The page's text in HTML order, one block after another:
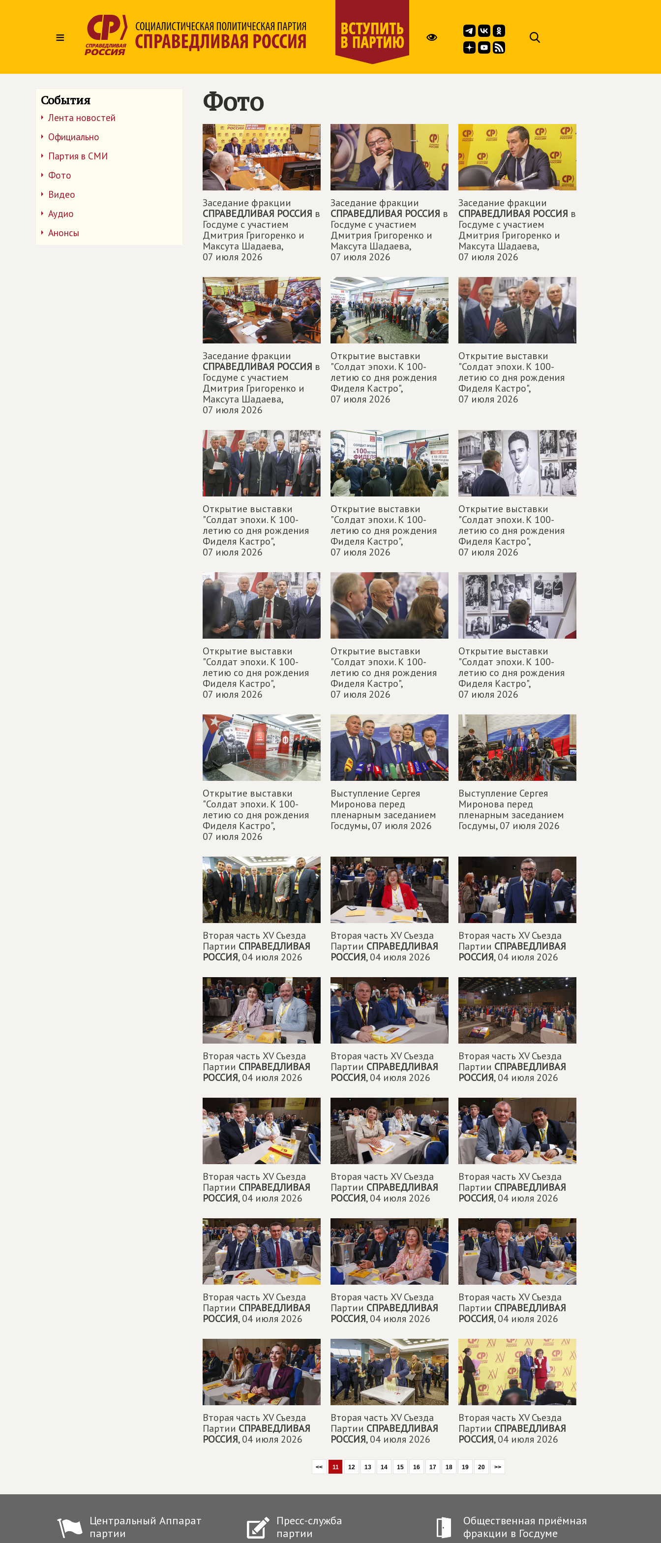
≡
События
Лента новостей
Официально
Партия в СМИ
Фото
Видео
Аудио
Анонсы
Фото
Заседание фракции
СПРАВЕДЛИВАЯ РОССИЯ в
Госдуме с участием
Дмитрия Григоренко и
Максута Шадаева,
07 июля 2026
Заседание фракции
СПРАВЕДЛИВАЯ РОССИЯ в
Госдуме с участием
Дмитрия Григоренко и
Максута Шадаева,
07 июля 2026
Заседание фракции
СПРАВЕДЛИВАЯ РОССИЯ в
Госдуме с участием
Дмитрия Григоренко и
Максута Шадаева,
07 июля 2026
Заседание фракции
СПРАВЕДЛИВАЯ РОССИЯ в
Госдуме с участием
Дмитрия Григоренко и
Максута Шадаева,
07 июля 2026
Открытие выставки
"Солдат эпохи. К 100-
летию со дня рождения
Фиделя Кастро",
07 июля 2026
Открытие выставки
"Солдат эпохи. К 100-
летию со дня рождения
Фиделя Кастро",
07 июля 2026
Открытие выставки
"Солдат эпохи. К 100-
летию со дня рождения
Фиделя Кастро",
07 июля 2026
Открытие выставки
"Солдат эпохи. К 100-
летию со дня рождения
Фиделя Кастро",
07 июля 2026
Открытие выставки
"Солдат эпохи. К 100-
летию со дня рождения
Фиделя Кастро",
07 июля 2026
Открытие выставки
"Солдат эпохи. К 100-
летию со дня рождения
Фиделя Кастро",
07 июля 2026
Открытие выставки
"Солдат эпохи. К 100-
летию со дня рождения
Фиделя Кастро",
07 июля 2026
Открытие выставки
"Солдат эпохи. К 100-
летию со дня рождения
Фиделя Кастро",
07 июля 2026
Открытие выставки
"Солдат эпохи. К 100-
летию со дня рождения
Фиделя Кастро",
07 июля 2026
Выступление Сергея
Миронова перед
пленарным заседанием
Госдумы,07 июля 2026
Выступление Сергея
Миронова перед
пленарным заседанием
Госдумы,07 июля 2026
Вторая часть XV Съезда
Партии СПРАВЕДЛИВАЯ
РОССИЯ,04 июля 2026
Вторая часть XV Съезда
Партии СПРАВЕДЛИВАЯ
РОССИЯ,04 июля 2026
Вторая часть XV Съезда
Партии СПРАВЕДЛИВАЯ
РОССИЯ,04 июля 2026
Вторая часть XV Съезда
Партии СПРАВЕДЛИВАЯ
РОССИЯ,04 июля 2026
Вторая часть XV Съезда
Партии СПРАВЕДЛИВАЯ
РОССИЯ,04 июля 2026
Вторая часть XV Съезда
Партии СПРАВЕДЛИВАЯ
РОССИЯ,04 июля 2026
Вторая часть XV Съезда
Партии СПРАВЕДЛИВАЯ
РОССИЯ,04 июля 2026
Вторая часть XV Съезда
Партии СПРАВЕДЛИВАЯ
РОССИЯ,04 июля 2026
Вторая часть XV Съезда
Партии СПРАВЕДЛИВАЯ
РОССИЯ,04 июля 2026
Вторая часть XV Съезда
Партии СПРАВЕДЛИВАЯ
РОССИЯ,04 июля 2026
Вторая часть XV Съезда
Партии СПРАВЕДЛИВАЯ
РОССИЯ,04 июля 2026
Вторая часть XV Съезда
Партии СПРАВЕДЛИВАЯ
РОССИЯ,04 июля 2026
Вторая часть XV Съезда
Партии СПРАВЕДЛИВАЯ
РОССИЯ,04 июля 2026
Вторая часть XV Съезда
Партии СПРАВЕДЛИВАЯ
РОССИЯ,04 июля 2026
Вторая часть XV Съезда
Партии СПРАВЕДЛИВАЯ
РОССИЯ,04 июля 2026
<< 11 12 13 14 15 16 17 18 19 20 >>
Центральный Аппарат
партии
Пресс-служба
партии
Общественная приёмная
фракции в Госдуме